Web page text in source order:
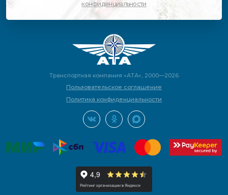
конфиденциальности
Транспортная компания «АТА», 2000—2026
Пользовательское соглашение
Политика конфиденциальности